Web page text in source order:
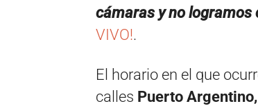
cámaras y no
VIVO!.
El horario en el que
calles Puerto